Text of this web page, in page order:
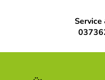
Service